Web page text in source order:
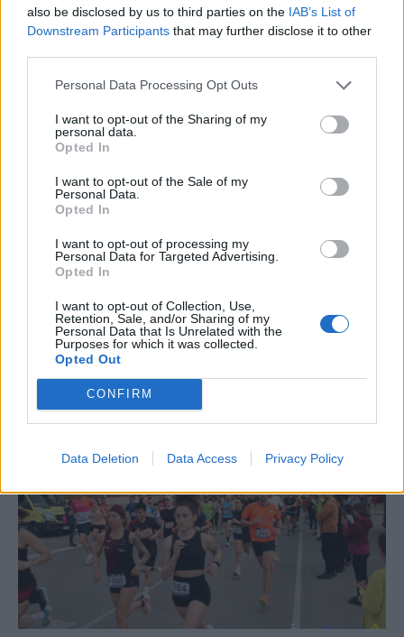
also be disclosed by us to third parties on the IAB’s List of
Downstream Participants that may further disclose it to other
Personal Data Processing Opt Outs
I want to opt-out of the Sharing of my
personal data.
Opted In
I want to opt-out of the Sale of my
Personal Data.
Opted In
I want to opt-out of processing my
Personal Data for Targeted Advertising.
Opted In
I want to opt-out of Collection, Use,
Retention, Sale, and/or Sharing of my
Personal Data that Is Unrelated with the
Purposes for which it was collected.
Opted Out
CONFIRM
Data Deletion Data Access Privacy Policy
Blaumut lidera el cartell musical de les
Festes
31 de juliol de 2026
Caçadors de subvencions
de 200 actes i l’expectació per l’eclipsi
31 de juliol de 2026
Carrega més